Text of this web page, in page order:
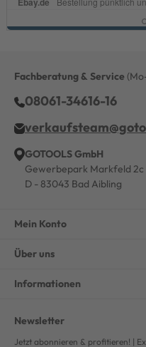
Fachberatung & Service
08061-34616-16
GOTOOLS GmbH
Gewerbepark Markfeld 2c
D - 83043 Bad Aibling
Mein Konto
Über uns
Informationen
Newsletter
Jetzt abonnieren & profitieren! |